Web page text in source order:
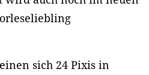
sich 24 Pixis in